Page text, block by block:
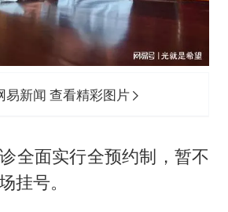
易新闻 查看精彩图片
全面实行全预约制，暂不
挂号。